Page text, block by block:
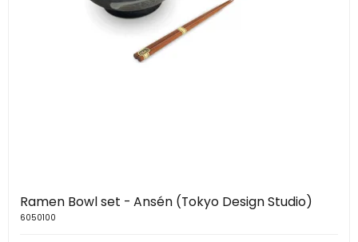
Ramen Bowl set - Ansén (Tokyo Design Studio)
6050100